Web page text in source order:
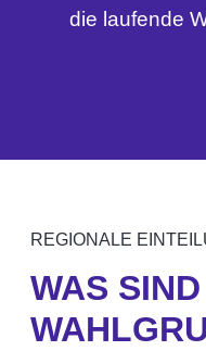
die laufende
REGIONALE
WAS SIND